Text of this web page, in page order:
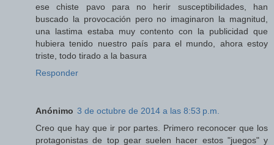
ese chiste pavo para no herir susceptibilidades, han
buscado la provocación pero no imaginaron la magnitud,
una lastima estaba muy contento con la publicidad que
hubiera tenido nuestro país para el mundo, ahora estoy
triste, todo tirado a la basura
Responder
Anónimo 3 de octubre de 2014 a las 8:53 p.m.
Creo que hay que ir por partes. Primero reconocer que los
protagonistas de top gear suelen hacer estos "juegos" y